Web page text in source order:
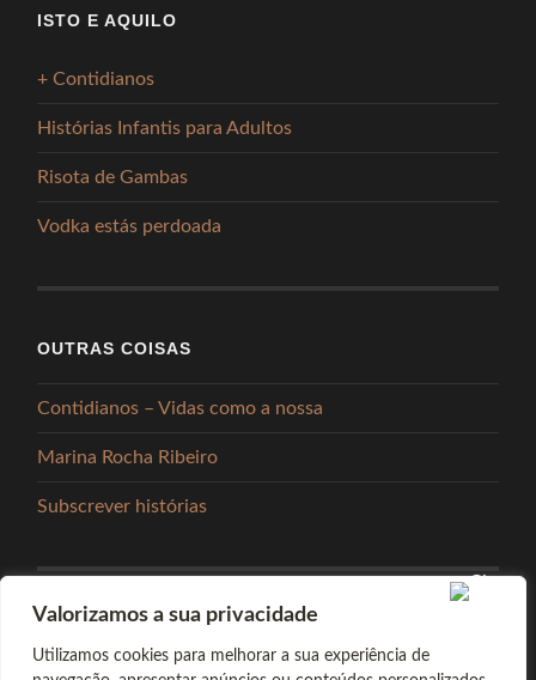
Valorizamos a sua privacidade
Utilizamos cookies para melhorar a sua experiência de
ISTO E AQUILO
+ Contidianos
Histórias Infantis para Adultos
Risota de Gambas
Vodka estás perdoada
OUTRAS COISAS
Contidianos – Vidas como a nossa
Marina Rocha Ribeiro
Subscrever histórias